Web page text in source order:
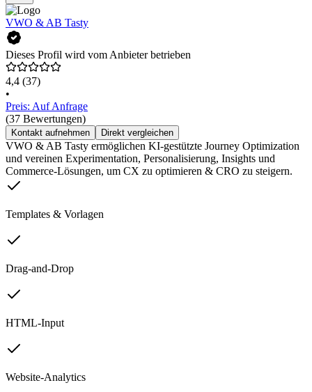
VWO & AB Tasty
Dieses Profil wird vom Anbieter betrieben
4,4 (37)
•
Preis: Auf Anfrage
(37 Bewertungen)
Kontakt aufnehmen Direkt vergleichen
VWO & AB Tasty ermöglichen KI-gestützte Journey Optimization
und vereinen Experimentation, Personalisierung, Insights und
Commerce-Lösungen, um CX zu optimieren & CRO zu steigern.
Templates & Vorlagen
Drag-and-Drop
HTML-Input
Website-Analytics